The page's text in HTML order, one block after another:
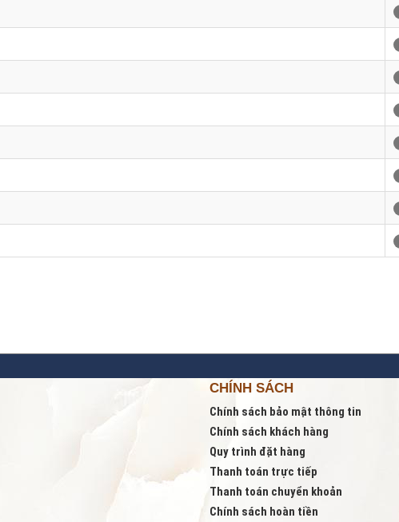
CHÍNH SÁCH
Chính sách bảo mật thông tin
Chính sách khách hàng
Quy trình đặt hàng
Thanh toán trực tiếp
Thanh toán chuyển khoản
Chính sách hoàn tiền